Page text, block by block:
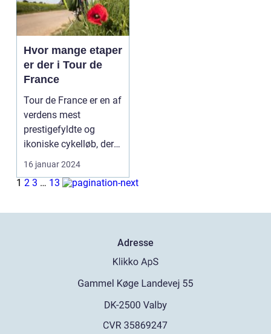
Hvor mange etaper
er der i Tour de
France
Tour de France er en af
verdens mest
prestigefyldte og
ikoniske cykelløb, der
afholdes hvert år i ju...
16 januar 2024
1 2 3 … 13
Adresse